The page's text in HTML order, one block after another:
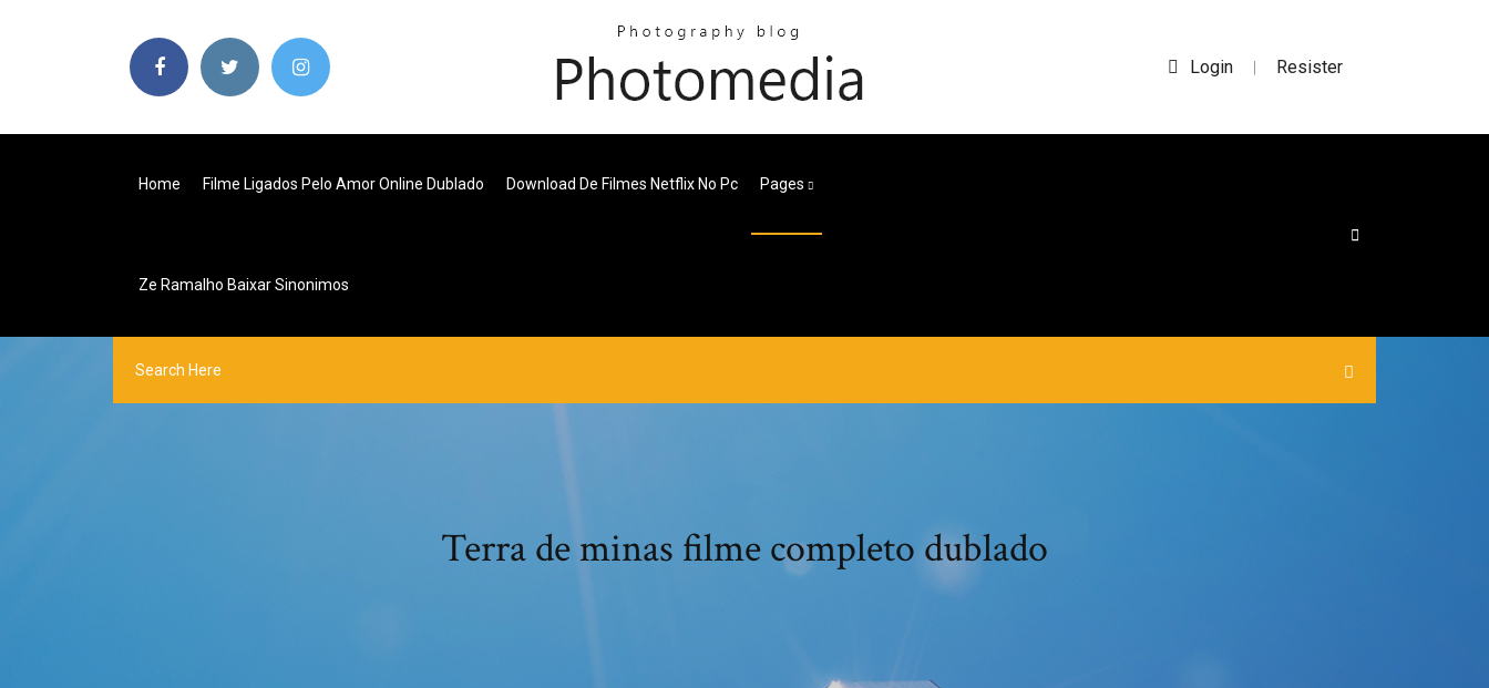
Login | Resister
Home Filme Ligados Pelo Amor Online Dublado Download De Filmes Netflix No Pc Pages
Ze Ramalho Baixar Sinonimos
Terra de minas filme completo dublado